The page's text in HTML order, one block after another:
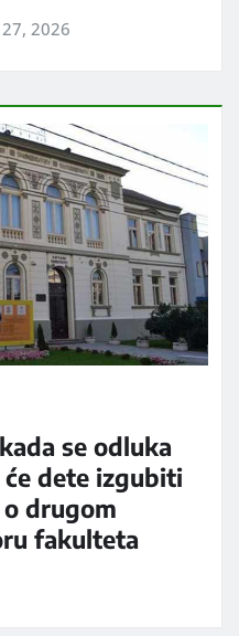
27, 2026
se odluka
će dete izgubiti
drugom
fakulteta